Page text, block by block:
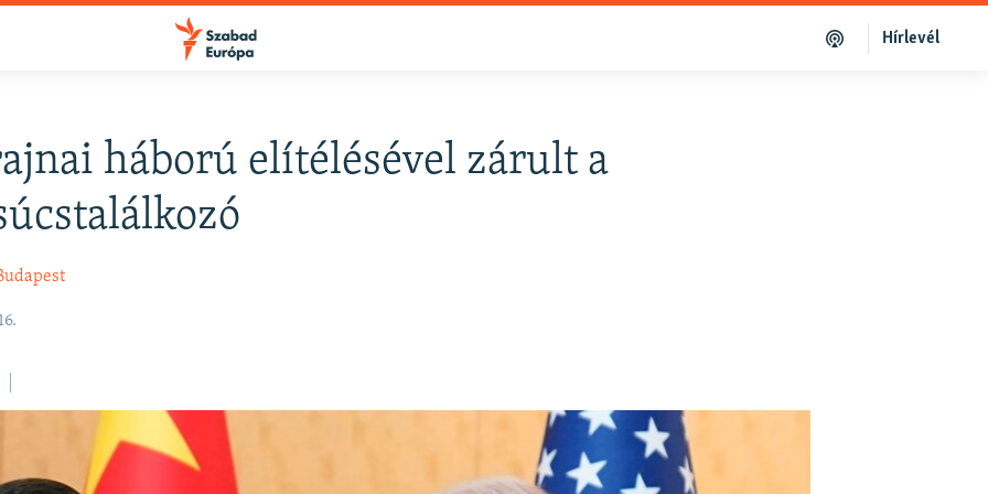
Hírlevél
háború elítélésével zárult a
FELIRATKOZÁS